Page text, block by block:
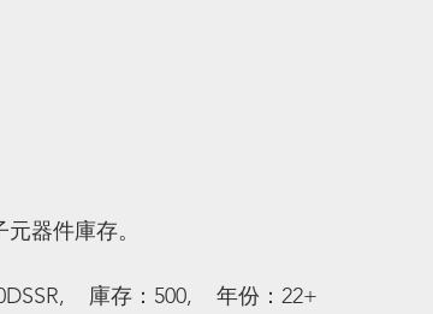
器件庫存。
庫存：500,    年份：22+